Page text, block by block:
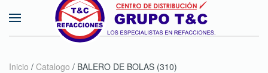
Skip to main content
Inicio / Catalogo / BALERO DE BOLAS (310)